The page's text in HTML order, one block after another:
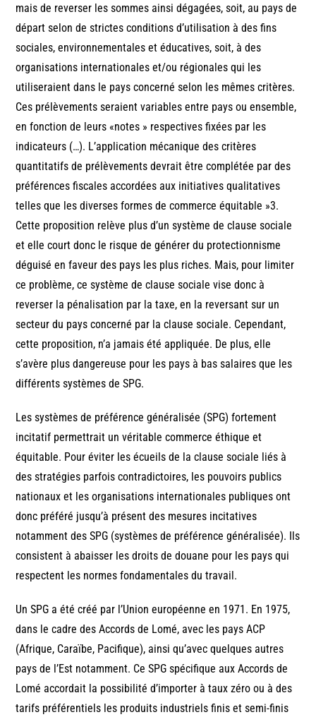
mais de reverser les sommes ainsi dégagées, soit, au pays de
départ selon de strictes conditions d’utilisation à des fins
sociales, environnementales et éducatives, soit, à des
organisations internationales et/ou régionales qui les
utiliseraient dans le pays concerné selon les mêmes critères.
Ces prélèvements seraient variables entre pays ou ensemble,
en fonction de leurs «notes » respectives fixées par les
indicateurs (…). L’application mécanique des critères
quantitatifs de prélèvements devrait être complétée par des
préférences fiscales accordées aux initiatives qualitatives
telles que les diverses formes de commerce équitable »3.
Cette proposition relève plus d’un système de clause sociale
et elle court donc le risque de générer du protectionnisme
déguisé en faveur des pays les plus riches. Mais, pour limiter
ce problème, ce système de clause sociale vise donc à
reverser la pénalisation par la taxe, en la reversant sur un
secteur du pays concerné par la clause sociale. Cependant,
cette proposition, n’a jamais été appliquée. De plus, elle
s’avère plus dangereuse pour les pays à bas salaires que les
différents systèmes de SPG.
Les systèmes de préférence généralisée (SPG) fortement
incitatif permettrait un véritable commerce éthique et
équitable. Pour éviter les écueils de la clause sociale liés à
des stratégies parfois contradictoires, les pouvoirs publics
nationaux et les organisations internationales publiques ont
donc préféré jusqu’à présent des mesures incitatives
notamment des SPG (systèmes de préférence généralisée). Ils
consistent à abaisser les droits de douane pour les pays qui
respectent les normes fondamentales du travail.
Un SPG a été créé par l’Union européenne en 1971. En 1975,
dans le cadre des Accords de Lomé, avec les pays ACP
(Afrique, Caraïbe, Pacifique), ainsi qu’avec quelques autres
pays de l’Est notamment. Ce SPG spécifique aux Accords de
Lomé accordait la possibilité d’importer à taux zéro ou à des
tarifs préférentiels les produits industriels finis et semi-finis